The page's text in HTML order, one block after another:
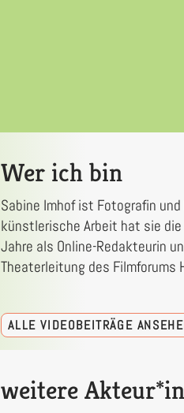
Wer ich bin
Sabine Imhof ist Fotografin
künstlerische Arbeit hat sie
Jahre als Online-Redakteurin
Theaterleitung des Filmforums
ALLE VIDEOBEITRÄGE
weitere